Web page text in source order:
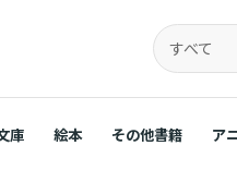
すべて
庫 絵本 その他書籍 ア